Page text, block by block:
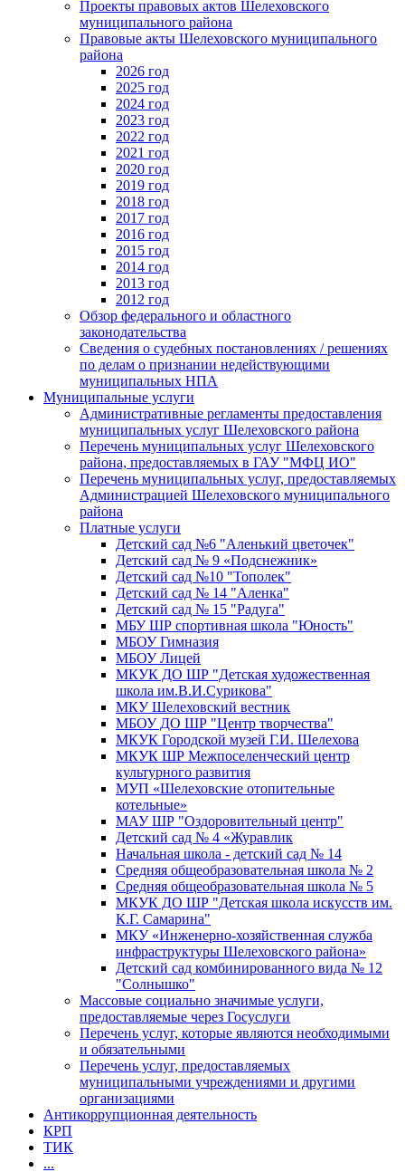
Проекты правовых актов Шелеховского
муниципального района
Правовые акты Шелеховского муниципального
района
2026 год
2025 год
2024 год
2023 год
2022 год
2021 год
2020 год
2019 год
2018 год
2017 год
2016 год
2015 год
2014 год
2013 год
2012 год
Обзор федерального и областного
законодательства
Сведения о судебных постановлениях / решениях
по делам о признании недействующими
муниципальных НПА
Муниципальные услуги
Административные регламенты предоставления
муниципальных услуг Шелеховского района
Перечень муниципальных услуг Шелеховского
района, предоставляемых в ГАУ "МФЦ ИО"
Перечень муниципальных услуг, предоставляемых
Администрацией Шелеховского муниципального
района
Платные услуги
Детский сад №6 "Аленький цветочек"
Детский сад № 9 «Подснежник»
Детский сад №10 "Тополек"
Детский сад № 14 "Аленка"
Детский сад № 15 "Радуга"
МБУ ШР спортивная школа "Юность"
МБОУ Гимназия
МБОУ Лицей
МКУК ДО ШР "Детская художественная
школа им.В.И.Сурикова"
МКУ Шелеховский вестник
МБОУ ДО ШР "Центр творчества"
МКУК Городской музей Г.И. Шелехова
МКУК ШР Межпоселенческий центр
культурного развития
МУП «Шелеховские отопительные
котельные»
МАУ ШР "Оздоровительный центр"
Детский сад № 4 «Журавлик
Начальная школа - детский сад № 14
Средняя общеобразовательная школа № 2
Средняя общеобразовательная школа № 5
МКУК ДО ШР "Детская школа искусств им.
К.Г. Самарина"
МКУ «Инженерно-хозяйственная служба
инфраструктуры Шелеховского района»
Детский сад комбинированного вида № 12
"Солнышко"
Массовые социально значимые услуги,
предоставляемые через Госуслуги
Перечень услуг, которые являются необходимыми
и обязательными
Перечень услуг, предоставляемых
муниципальными учреждениями и другими
организациями
Антикоррупционная деятельность
КРП
ТИК
...